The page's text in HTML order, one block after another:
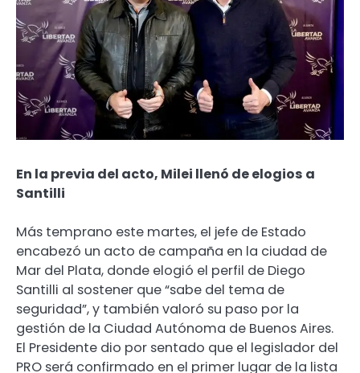
En la previa del acto, Milei llenó de elogios a
Santilli
Más temprano este martes, el jefe de Estado
encabezó un acto de campaña en la ciudad de
Mar del Plata, donde elogió el perfil de Diego
Santilli al sostener que “sabe del tema de
seguridad”, y también valoró su paso por la
gestión de la Ciudad Autónoma de Buenos Aires.
El Presidente dio por sentado que el legislador del
PRO será confirmado en el primer lugar de la lista